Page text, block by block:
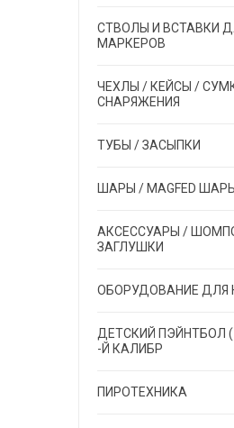
СТВОЛЫ И ВСТАВКИ
МАРКЕРОВ
ЧЕХЛЫ / КЕЙСЫ /
СНАРЯЖЕНИЯ
ТУБЫ / ЗАСЫПКИ
ШАРЫ / MAGFED ШАРЫ
АКСЕССУАРЫ /
ЗАГЛУШКИ
ОБОРУДОВАНИЕ ДЛЯ
ДЕТСКИЙ ПЭЙНТБОЛ (
-Й КАЛИБР
ПИРОТЕХНИКА